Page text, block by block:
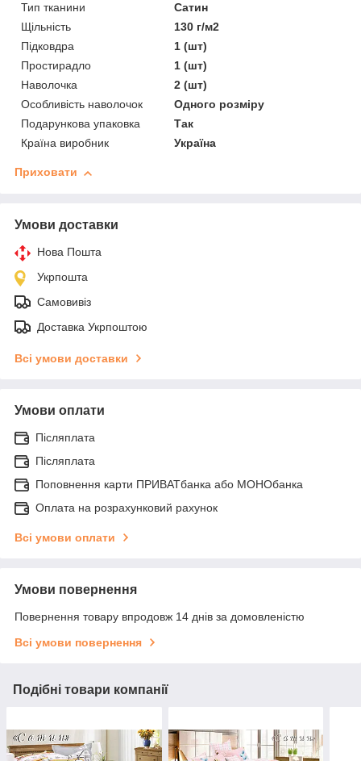
Тип тканини
Сатин
Щільність
130 г/м2
Підковдра
1 (шт)
Простирадло
1 (шт)
Наволочка
2 (шт)
Особливість наволочок
Одного розміру
Подарункова упаковка
Так
Країна виробник
Україна
Приховати
Умови доставки
Нова Пошта
Укрпошта
Самовивіз
Доставка Укрпоштою
Всі умови доставки
Умови оплати
Післяплата
Післяплата
Поповнення карти ПРИВАТбанка або МОНОбанка
Оплата на розрахунковий рахунок
Всі умови оплати
Умови повернення
Повернення товару впродовж 14 днів за домовленістю
Всі умови повернення
Подібні товари компанії